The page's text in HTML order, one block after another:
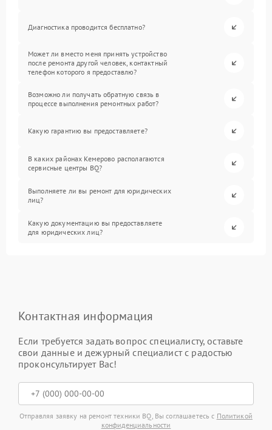
Диагностика проводится бесплатно?
Может ли вместо меня принять устройство
после ремонта другой человек, контактный
телефон которого я предоставлю?
Возможно ли получать обратную связь в
процессе выполнения ремонтных работ?
Какую гарантию вы предоставляете?
В каких районах Кемерово располагаются
сервисные центры BQ?
Выполняете ли вы ремонт для юридических
лиц?
Какую документацию вы предоставляете
для юридических лиц?
Контактная информация
Если требуется задать вопрос специалисту, оставьте
свои данные и дежурный специалист с радостью
проконсультирует Вас!
Отправляя заявку на ремонт техники BQ, Вы соглашаетесь с Политикой
конфиденциальности